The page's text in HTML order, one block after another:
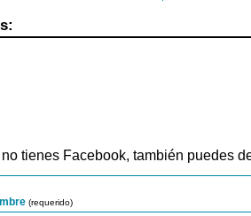
tienes Facebook, también puedes
(requerido)